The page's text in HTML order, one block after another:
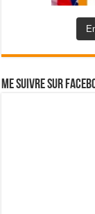
Me suivre sur